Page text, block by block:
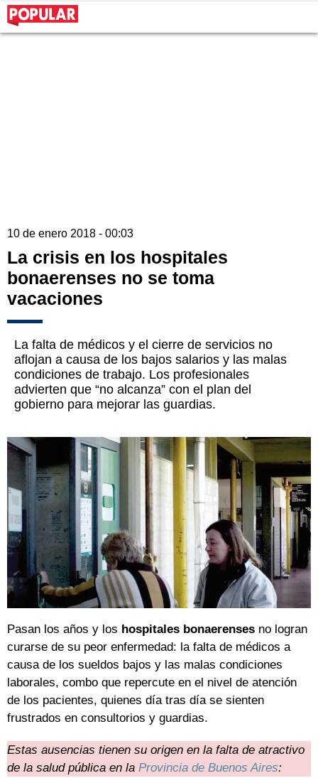
10 de enero 2018 - 00:03
La crisis en los hospitales
bonaerenses no se toma
vacaciones
La falta de médicos y el cierre de servicios no
aflojan a causa de los bajos salarios y las malas
condiciones de trabajo. Los profesionales
advierten que “no alcanza” con el plan del
gobierno para mejorar las guardias.
Pasan los años y los hospitales bonaerenses no logran
curarse de su peor enfermedad: la falta de médicos a
causa de los sueldos bajos y las malas condiciones
laborales, combo que repercute en el nivel de atención
de los pacientes, quienes día tras día se sienten
frustrados en consultorios y guardias.
Estas ausencias tienen su origen en la falta de atractivo
de la salud pública en la Provincia de Buenos Aires: